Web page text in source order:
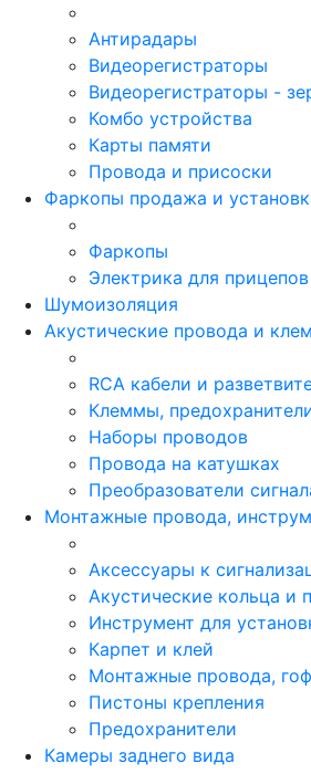
Антирадары
Видеорегистраторы
Видеорегистраторы -
Комбо устройства
Карты памяти
Провода и присоски
Фаркопы продажа и
Фаркопы
Электрика для прицепов
Шумоизоляция
Акустические провода и
RCA кабели и
Клеммы,
Наборы проводов
Провода на катушках
Преобразователи
Монтажные провода,
Аксессуары к
Акустические кольца и
Инструмент для
Карпет и клей
Монтажные провода,
Пистоны крепления
Предохранители
Камеры заднего вида